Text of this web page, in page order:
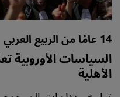
14 عامًا من الربيع العربي
السياسات الأوروبية
الأهلية